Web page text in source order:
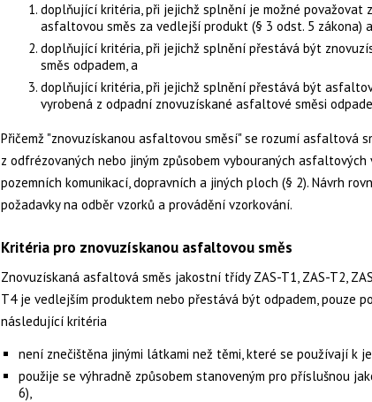
doplňující kritéria, při jejichž splnění je možné považovat
asfaltovou směs za vedlejší produkt (§ 3 odst. 5 zákona)
doplňující kritéria, při jejichž splnění přestává být
směs odpadem, a
doplňující kritéria, při jejichž splnění přestává být
vyrobená z odpadní znovuzískané asfaltové směsi
Přičemž "znovuzískanou asfaltovou směsí" se rozumí asfaltová
z odfrézovaných nebo jiným způsobem vybouraných asfaltových
pozemních komunikací, dopravních a jiných ploch (§ 2). Návrh
požadavky na odběr vzorků a provádění vzorkování.
Kritéria pro znovuzískanou asfaltovou směs
Znovuzískaná asfaltová směs jakostní třídy ZAS-T1, ZAS-T2,
T4 je vedlejším produktem nebo přestává být odpadem, pouze
následující kritéria
není znečištěna jinými látkami než těmi, které se používají k
použije se výhradně způsobem stanoveným pro příslušnou
6),